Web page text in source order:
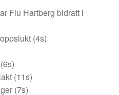
Flu Hartberg bidratt i
(4s)
(11s)
(7s)